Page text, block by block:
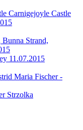
Carnigejoyle Castle
Strand,
11.07.2015
Maria Fischer -
Strzolka